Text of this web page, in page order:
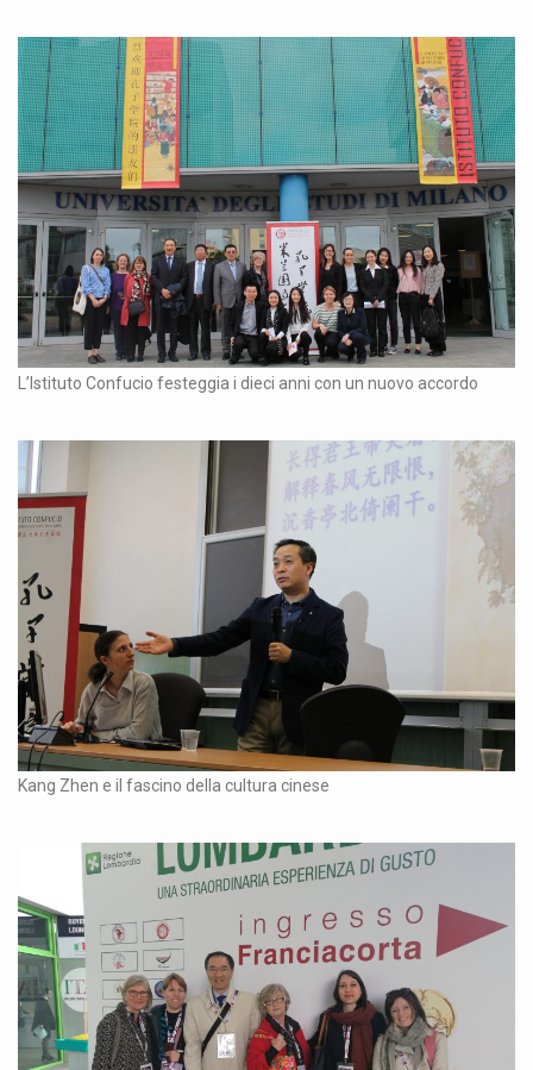
L’Istituto Confucio festeggia i dieci anni con un nuovo accordo
Kang Zhen e il fascino della cultura cinese